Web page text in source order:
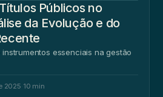
Públicos no
da Evolução e do
essenciais na gestão
2025 10 min